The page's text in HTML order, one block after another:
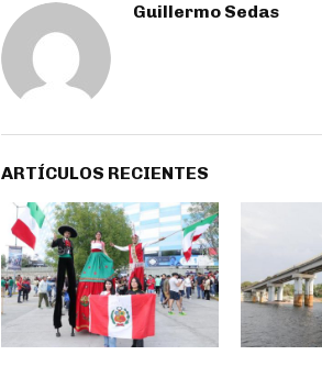
Guillermo Sedas
ARTÍCULOS RECIENTES